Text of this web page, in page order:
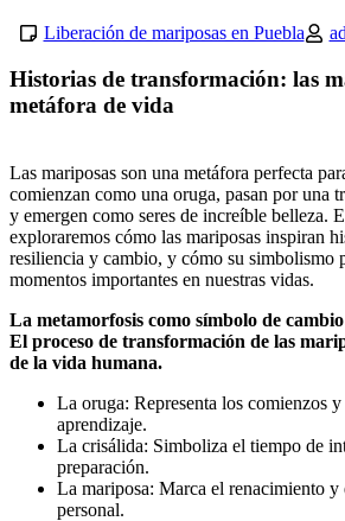
Liberación de mariposas en Puebla
Historias de transformación: las
metáfora de vida
Las mariposas son una metáfora perfecta
comienzan como una oruga, pasan por una
y emergen como seres de increíble belleza.
exploraremos cómo las mariposas inspiran
resiliencia y cambio, y cómo su simbolismo
momentos importantes en nuestras vidas.
La metamorfosis como símbolo de cambio
El proceso de transformación de las
de la vida humana.
La oruga: Representa los comienzos y
aprendizaje.
La crisálida: Simboliza el tiempo de
preparación.
La mariposa: Marca el renacimiento
personal.